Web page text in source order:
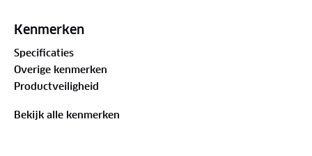
• Geïmpregneerd nubuck • Uitneembaar voetbed •
Kenmerken
Specificaties
Overige kenmerken
Productveiligheid
Bekijk alle kenmerken